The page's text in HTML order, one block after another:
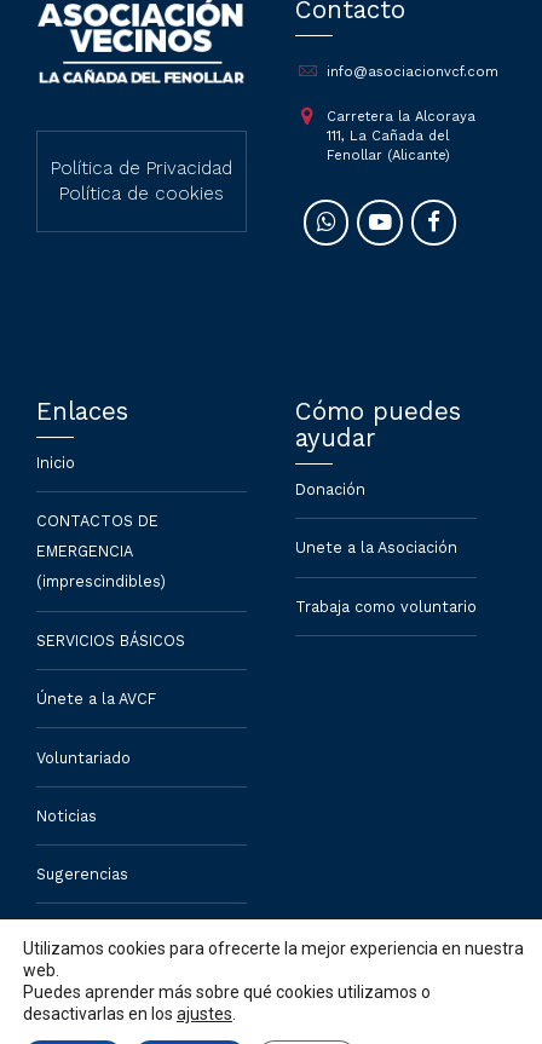
Política de Privacidad
Política de cookies
Contacto
info@asociacionvcf.com
Carretera la Alcoraya
111, La Cañada del
Fenollar (Alicante)
Enlaces
Inicio
CONTACTOS DE
EMERGENCIA
(imprescindibles)
SERVICIOS BÁSICOS
Únete a la AVCF
Voluntariado
Noticias
Sugerencias
Cómo puedes
ayudar
Donación
Unete a la Asociación
Trabaja como voluntario
Utilizamos cookies para ofrecerte la mejor experiencia en nuestra
web.
Puedes aprender más sobre qué cookies utilizamos o
desactivarlas en los ajustes